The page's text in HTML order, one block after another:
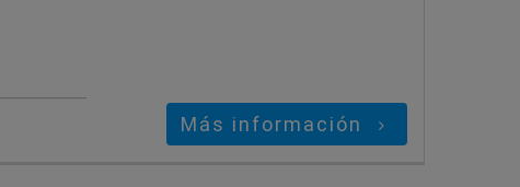
Más información